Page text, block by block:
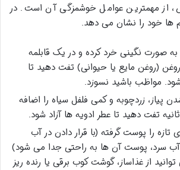
از مهمترین عوامل خوشمزگی آن است. در
ها خود را نشان می دهد.
به صورت نگینی خرد کرده و در یک قابلمه
(روغن مایع یا حیوانی) تفت دهید تا
مواظب باشید نسوزد.
پیاز، زردچوبه و کمی فلفل سیاه را اضافه
را پوست گرفته (با قرار دادن در آب
پوست آن ها به راحتی جدا می شود)
از غذاساز، گوشت کوب برقی یا رنده ریز